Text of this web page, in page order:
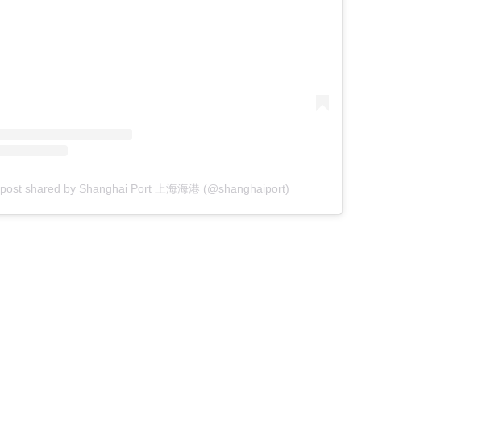
shared by Shanghai Port 上海海港 (@shanghaiport)